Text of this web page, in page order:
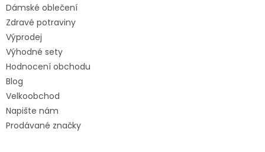
Dámské oblečení
Zdravé potraviny
Výprodej
Výhodné sety
Hodnocení obchodu
Blog
Velkoobchod
Napište nám
Prodávané značky